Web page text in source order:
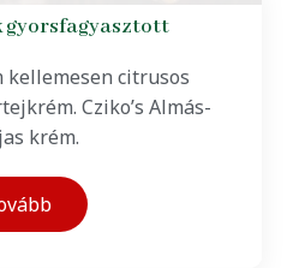
gyorsfagyasztott
kellemesen citrusos
Cziko’s Almás-
krém.